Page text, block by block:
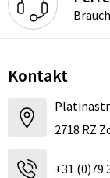
Kontakt
2718 RZ
+31 (0)79